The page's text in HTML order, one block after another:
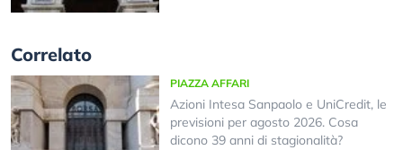
Correlato
PIAZZA AFFARI
Azioni Intesa Sanpaolo e UniCredit, le
previsioni per agosto 2026. Cosa
dicono 39 anni di stagionalità?